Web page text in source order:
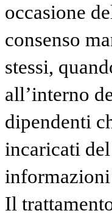
occasione
consenso
stessi,
all’interno
dipendenti
incaricati
Il